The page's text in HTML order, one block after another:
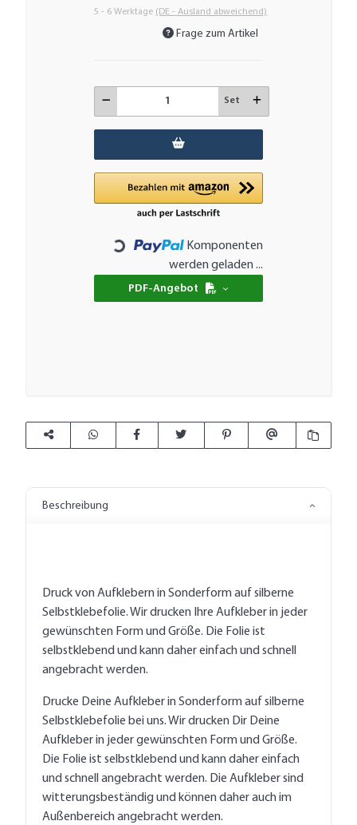
5 - 6 Werktage (DE - Ausland abweichend)
Frage zum Artikel
Set
Loading...
Komponenten
werden geladen ...
PDF-Angebot
Beschreibung
Druck von Aufklebern in Sonderform auf silberne
Selbstklebefolie. Wir drucken Ihre Aufkleber in jeder
gewünschten Form und Größe. Die Folie ist
selbstklebend und kann daher einfach und schnell
angebracht werden.
Drucke Deine Aufkleber in Sonderform auf silberne
Selbstklebefolie bei uns. Wir drucken Dir Deine
Aufkleber in jeder gewünschten Form und Größe.
Die Folie ist selbstklebend und kann daher einfach
und schnell angebracht werden. Die Aufkleber sind
witterungsbeständig und können daher auch im
Außenbereich angebracht werden.